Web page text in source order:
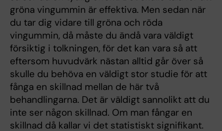
gröna vingummin är effektiva. Men sedan när
du tar dig vidare till gröna och röda
vingummin, då måste du ändå vara väldigt
försiktig i tolkningen, för det kan vara så att
eftersom huvudvärk nästan alltid går över så
skulle du behöva en väldigt stor studie för att
fånga en skillnad mellan de här två
behandlingarna. Det är väldigt sannolikt att du
inte ser någon skillnad. Om man fångar en
skillnad då kallar vi det statistiskt signifikant.